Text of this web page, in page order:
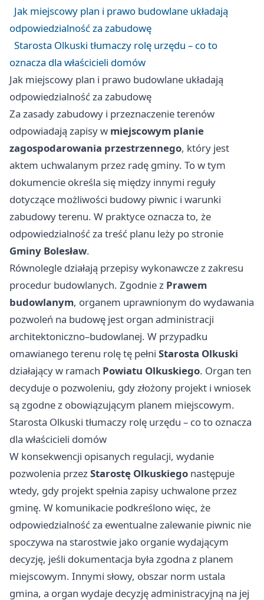
Jak miejscowy plan i prawo budowlane układają
odpowiedzialność za zabudowę
Starosta Olkuski tłumaczy rolę urzędu – co to
oznacza dla właścicieli domów
Jak miejscowy plan i prawo budowlane układają
odpowiedzialność za zabudowę
Za zasady zabudowy i przeznaczenie terenów
odpowiadają zapisy w miejscowym planie
zagospodarowania przestrzennego, który jest
aktem uchwalanym przez radę gminy. To w tym
dokumencie określa się między innymi reguły
dotyczące możliwości budowy piwnic i warunki
zabudowy terenu. W praktyce oznacza to, że
odpowiedzialność za treść planu leży po stronie
Gminy Bolesław.
Równolegle działają przepisy wykonawcze z zakresu
procedur budowlanych. Zgodnie z Prawem
budowlanym, organem uprawnionym do wydawania
pozwoleń na budowę jest organ administracji
architektoniczno–budowlanej. W przypadku
omawianego terenu rolę tę pełni Starosta Olkuski
działający w ramach Powiatu Olkuskiego. Organ ten
decyduje o pozwoleniu, gdy złożony projekt i wniosek
są zgodne z obowiązującym planem miejscowym.
Starosta Olkuski tłumaczy rolę urzędu – co to oznacza
dla właścicieli domów
W konsekwencji opisanych regulacji, wydanie
pozwolenia przezStarostę Olkuskiego następuje
wtedy, gdy projekt spełnia zapisy uchwalone przez
gminę. W komunikacie podkreślono więc, że
odpowiedzialność za ewentualne zalewanie piwnic nie
spoczywa na starostwie jako organie wydającym
decyzję, jeśli dokumentacja była zgodna z planem
miejscowym. Innymi słowy, obszar norm ustala
gmina, a organ wydaje decyzję administracyjną na jej